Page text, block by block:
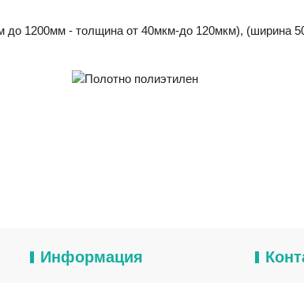
до 1200мм - толщина от 40мкм-до 120мкм), (ширина
Информация